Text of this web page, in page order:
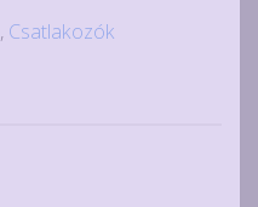
, Csatlakozók